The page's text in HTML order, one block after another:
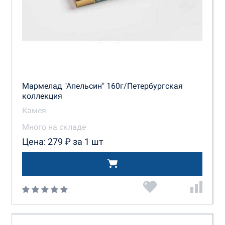
Мармелад "Апельсин" 160г/Петербургская
коллекция
Камея
Много на складе
Цена: 279 ₽ за 1 шт